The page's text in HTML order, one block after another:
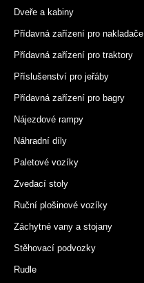
Dveře a kabiny
Přídavná zařízení pro nakladače
Přídavná zařízení pro traktory
Příslušenství pro jeřáby
Přídavná zařízení pro bagry
Nájezdové rampy
Náhradní díly
Paletové vozíky
Zvedací stoly
Ruční plošinové vozíky
Záchytné vany a stojany
Stěhovací podvozky
Rudle